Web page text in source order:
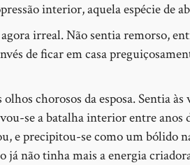
interior, aquela espécie de
irreal. Não sentia remorso,
de ficar em casa
chorosos da esposa. Sentia
se a batalha interior entre
e precipitou-se como um bólido
já não tinha mais a energia